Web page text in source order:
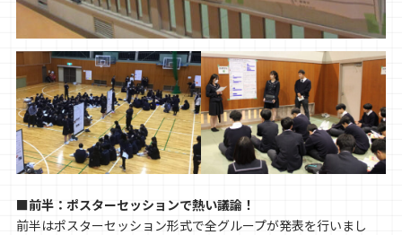
■前半：ポスターセッションで熱い議論！
前半はポスターセッション形式で全グループが発表を行いまし